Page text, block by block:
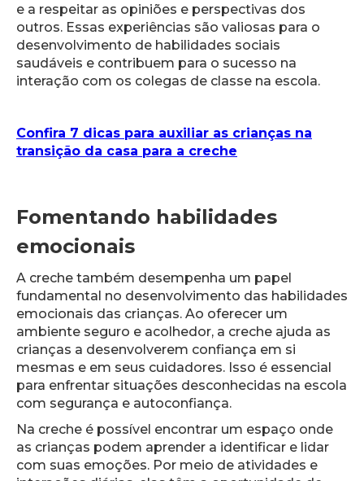
e a respeitar as opiniões e perspectivas dos
outros. Essas experiências são valiosas para o
desenvolvimento de habilidades sociais
saudáveis e contribuem para o sucesso na
interação com os colegas de classe na escola.
Confira 7 dicas para auxiliar as crianças na
transição da casa para a creche
Fomentando habilidades
emocionais
A creche também desempenha um papel
fundamental no desenvolvimento das habilidades
emocionais das crianças. Ao oferecer um
ambiente seguro e acolhedor, a creche ajuda as
crianças a desenvolverem confiança em si
mesmas e em seus cuidadores. Isso é essencial
para enfrentar situações desconhecidas na escola
com segurança e autoconfiança.
Na creche é possível encontrar um espaço onde
as crianças podem aprender a identificar e lidar
com suas emoções. Por meio de atividades e